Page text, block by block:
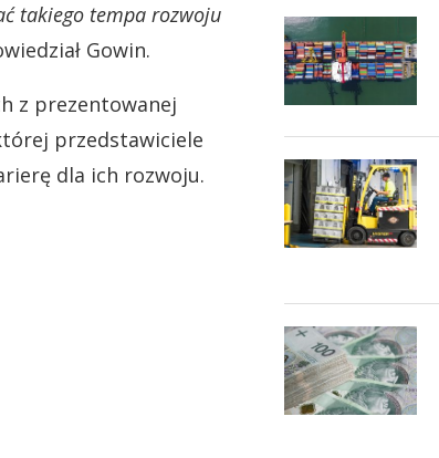
takiego tempa rozwoju
Gowin.
z prezentowanej
przedstawiciele
dla ich rozwoju.